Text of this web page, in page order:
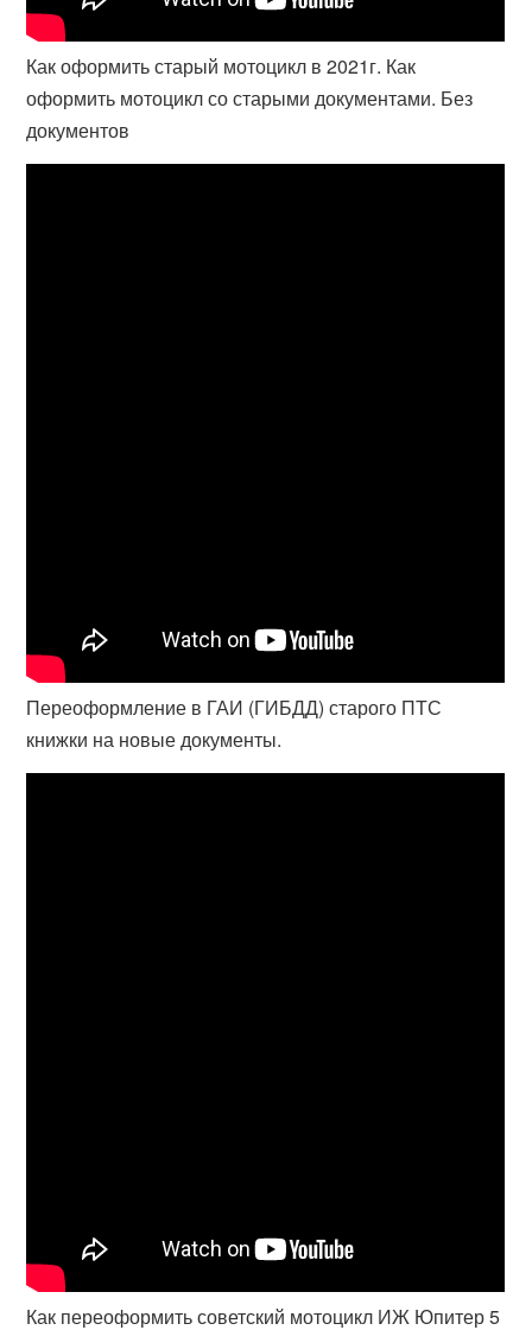
Как оформить старый мотоцикл в 2021г. Как
оформить мотоцикл со старыми документами. Без
документов
Переоформление в ГАИ (ГИБДД) старого ПТС
книжки на новые документы.
Как переоформить советский мотоцикл ИЖ Юпитер 5